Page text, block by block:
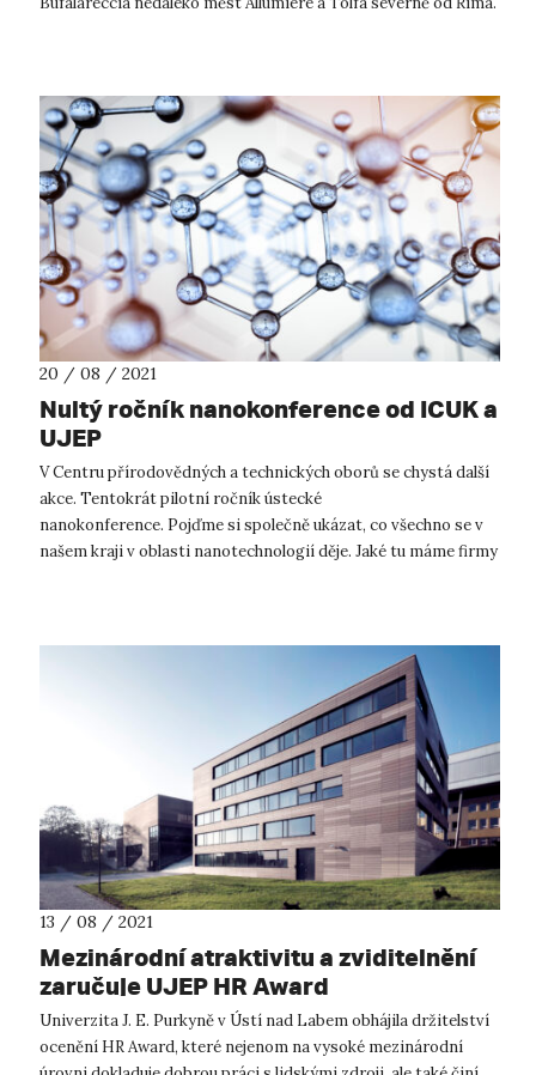
20 / 08 / 2021
Nultý ročník nanokonference od ICUK a
UJEP
V Centru přírodovědných a technických oborů se chystá další
akce. Tentokrát pilotní ročník ústecké
nanokonference. Pojďme si společně ukázat, co všechno se v
našem kraji v oblasti nanotechnologií děje. Jaké tu máme firmy
13 / 08 / 2021
Mezinárodní atraktivitu a zviditelnění
zaručuje UJEP HR Award
Univerzita J. E. Purkyně v Ústí nad Labem obhájila držitelství
ocenění HR Award, které nejenom na vysoké mezinárodní